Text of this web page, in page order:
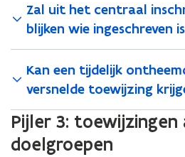
Zal uit het centraal
blijken wie ingeschreven
Kan een tijdelijk
versnelde toewijzing
Pijler 3: toewijzingen
doelgroepen